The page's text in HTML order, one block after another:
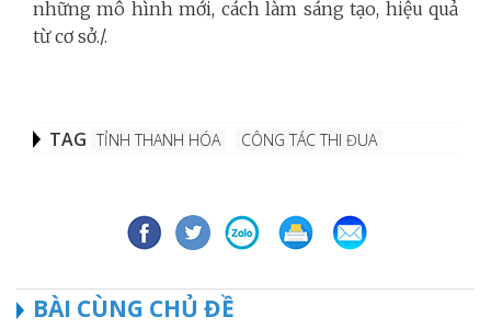
những mô hình mới, cách làm sáng tạo, hiệu quả
từ cơ sở./.
TAG TỈNH THANH HÓA CÔNG TÁC THI ĐUA
BÀI CÙNG CHỦ ĐỀ